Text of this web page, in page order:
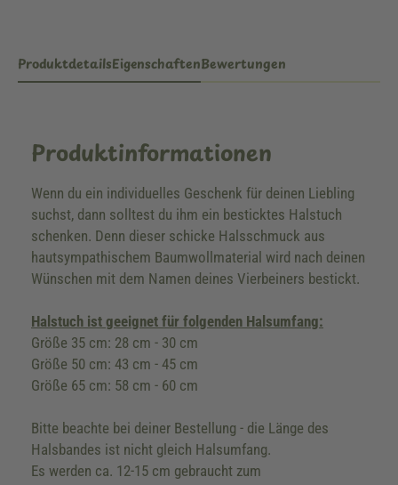
ProduktdetailsEigenschaftenBewertungen
Produktinformationen
Wenn du ein individuelles Geschenk für deinen Liebling
suchst, dann solltest du ihm ein besticktes Halstuch
schenken. Denn dieser schicke Halsschmuck aus
hautsympathischem Baumwollmaterial wird nach deinen
Wünschen mit dem Namen deines Vierbeiners bestickt.
Halstuch ist geeignet für folgenden Halsumfang:
Größe 35 cm: 28 cm - 30 cm
Größe 50 cm: 43 cm - 45 cm
Größe 65 cm: 58 cm - 60 cm
Bitte beachte bei deiner Bestellung - die Länge des
Halsbandes ist nicht gleich Halsumfang.
Es werden ca. 12-15 cm gebraucht zum